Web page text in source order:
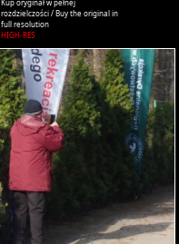
rozdzielczości / Buy the original in
full resolution
HIGH-RES